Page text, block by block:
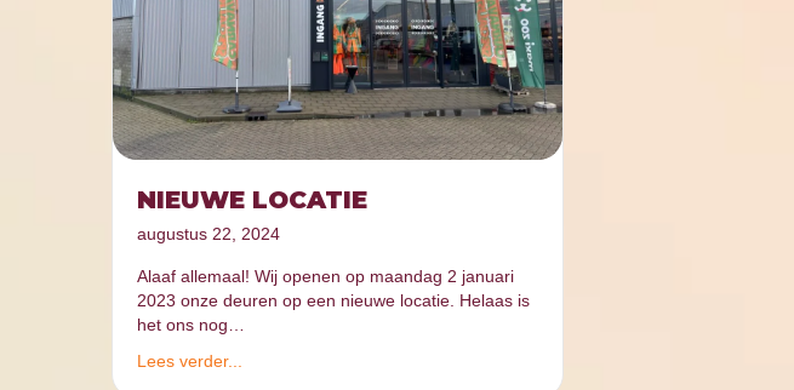
NIEUWE LOCATIE
augustus 22, 2024
Alaaf allemaal! Wij openen op maandag 2 januari
2023 onze deuren op een nieuwe locatie. Helaas is
het ons nog…
Lees verder...